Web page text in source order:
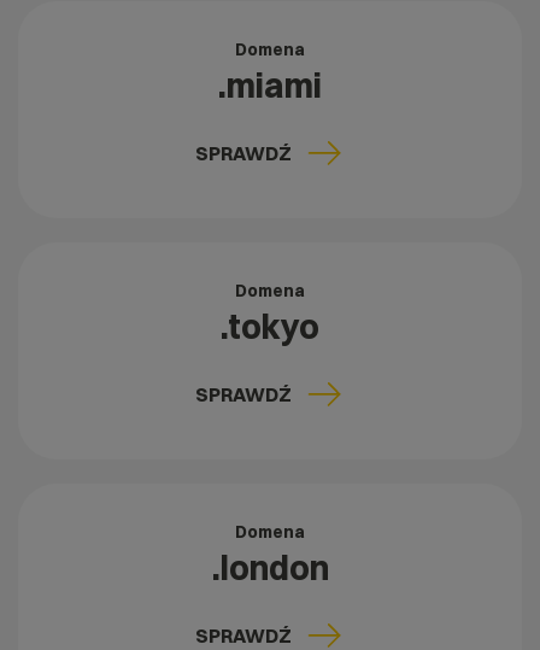
Domena
.miami
SPRAWDŹ
Domena
.tokyo
SPRAWDŹ
Domena
.london
SPRAWDŹ